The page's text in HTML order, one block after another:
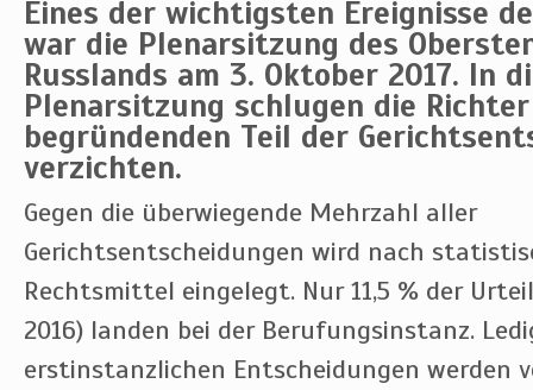
Eines der wichtigsten Ereignisse
war die Plenarsitzung des
Russlands am 3. Oktober 2017. In
Plenarsitzung schlugen die
begründenden Teil der
verzichten.
Gegen die überwiegende Mehrzahl aller
Gerichtsentscheidungen wird nach
Rechtsmittel eingelegt. Nur 11,5 % der
2016) landen bei der Berufungsinstanz.
erstinstanzlichen Entscheidungen werden